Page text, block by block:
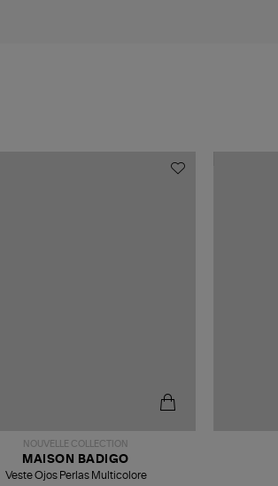
NOUVELLE COLLECTION
MAISON BADIGO
Veste Ojos Perlas Multicolore